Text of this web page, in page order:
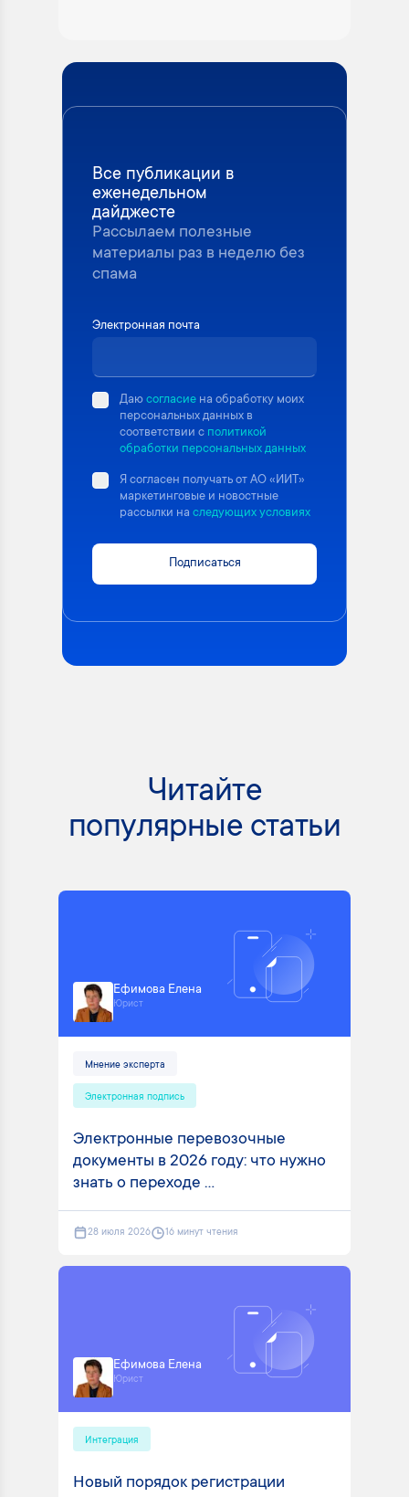
Все публикации в
еженедельном
дайджесте
Рассылаем полезные
материалы раз в неделю без
спама
Электронная почта
Даюсогласие на обработку моих
персональных данных в
соответствии с политикой
обработки персональных данных
Я согласен получать от АО «ИИТ»
маркетинговые и новостные
рассылки на следующих условиях
Подписаться
Читайте
популярные статьи
Ефимова Елена
Юрист
Мнение эксперта
Электронная подпись
Электронные перевозочные
документы в 2026 году: что нужно
знать о переходе ...
28 июля 2026 16 минут чтения
Ефимова Елена
Юрист
Интеграция
Новый порядок регистрации